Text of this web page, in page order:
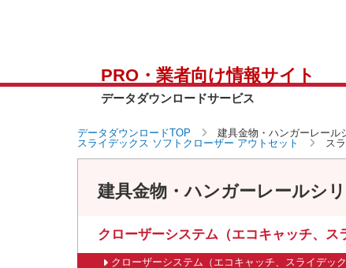
PRO・業者向け情報サイト
データダウンロードサービス
データダウンロードTOP 建具金物・ハンガーレール
スライデックス ソフトクローザー アウトセット
ス
建具金物・ハンガーレールシ
クローザーシステム（エコキャッチ、ス
クローザーシステム（エコキャッチ、スライデッ